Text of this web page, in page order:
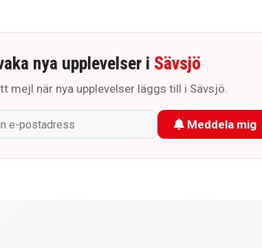
nya upplevelser i Sävsjö
mejl när nya upplevelser läggs till i Sävsjö.
Meddela mig